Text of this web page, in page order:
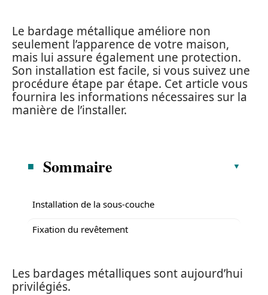
Le bardage métallique améliore non
seulement l’apparence de votre maison,
mais lui assure également une protection.
Son installation est facile, si vous suivez une
procédure étape par étape. Cet article vous
fournira les informations nécessaires sur la
manière de l’installer.
Sommaire
Installation de la sous-couche
Fixation du revêtement
Les bardages métalliques sont aujourd’hui
privilégiés.